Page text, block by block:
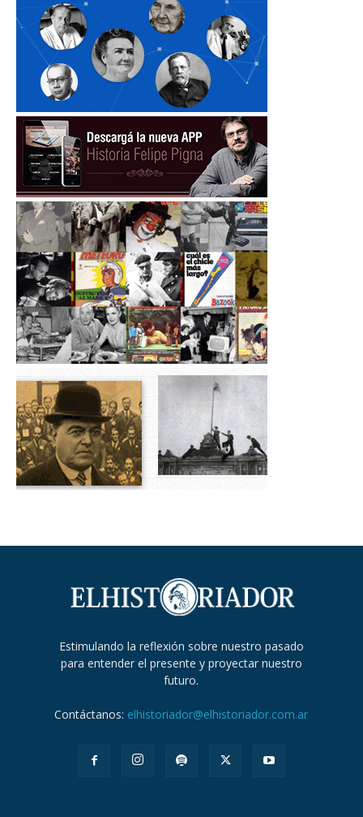
Estimulando la reflexión sobre nuestro pasado
para entender el presente y proyectar nuestro
futuro.
Contáctanos: elhistoriador@elhistoriador.com.ar